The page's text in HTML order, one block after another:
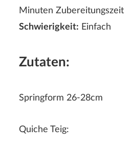
Minuten Zubereitungszeit
Schwierigkeit: Einfach
Zutaten:
Springform 26-28cm
Quiche Teig: